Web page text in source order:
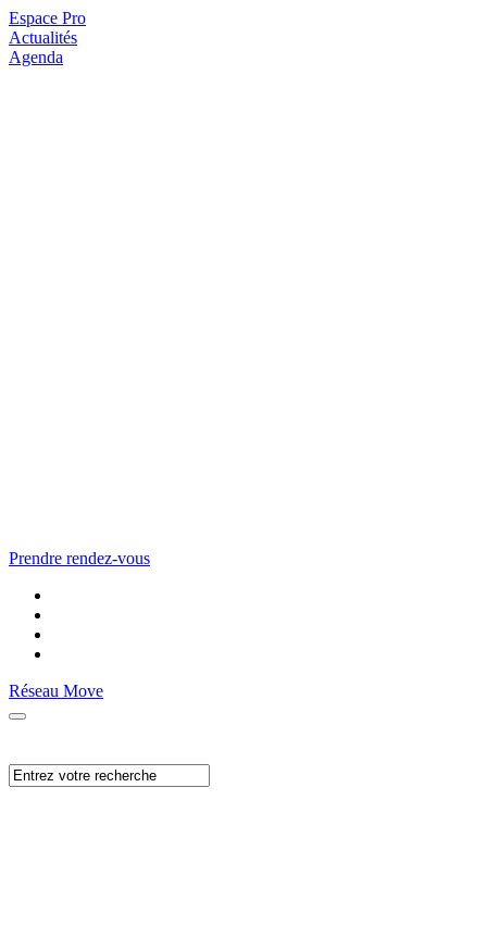
Espace Pro
Actualités
Agenda
Prendre rendez-vous
Réseau Move